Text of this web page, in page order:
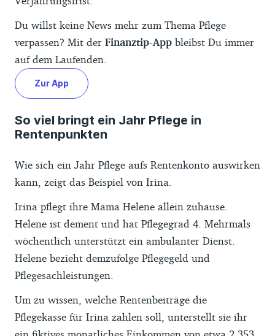
Du willst keine News mehr zum Thema Pflege
verpassen? Mit der Finanztip-App bleibst Du immer
auf dem Laufenden.
Zur App
So viel bringt ein Jahr Pflege in
Rentenpunkten
Wie sich ein Jahr Pflege aufs Rentenkonto auswirken
kann, zeigt das Beispiel von Irina.
Irina pflegt ihre Mama Helene allein zuhause.
Helene ist dement und hat Pflegegrad 4. Mehrmals
wöchentlich unterstützt ein ambulanter Dienst.
Helene bezieht demzufolge Pflegegeld und
Pflegesachleistungen.
Um zu wissen, welche Rentenbeiträge die
Pflegekasse für Irina zahlen soll, unterstellt sie ihr